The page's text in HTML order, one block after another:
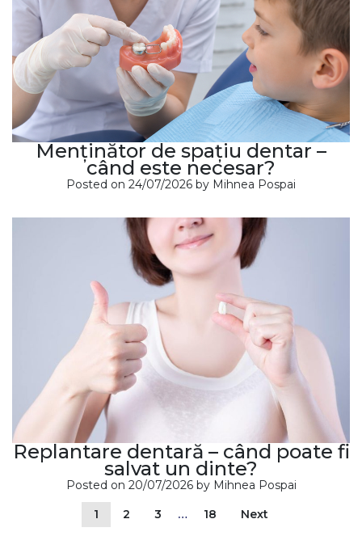
Menținător de spațiu dentar –
când este necesar?
Posted on 24/07/2026 by Mihnea Pospai
Replantare dentară – când poate fi
salvat un dinte?
Posted on 20/07/2026by Mihnea Pospai
1
2 3 … 18 Next